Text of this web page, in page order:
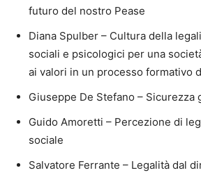
futuro del nostro Pease
Diana Spulber – Cultura della
sociali e psicologici per una
ai valori in un processo formativo
Giuseppe De Stefano – Sicurezza
Guido Amoretti – Percezione di
sociale
Salvatore Ferrante – Legalità dal